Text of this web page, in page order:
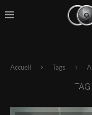
Accueil Tags
TAG